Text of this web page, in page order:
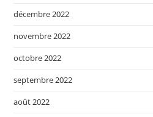
décembre 2022
novembre 2022
octobre 2022
septembre 2022
août 2022